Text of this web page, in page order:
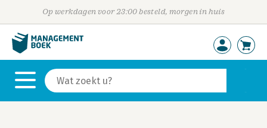
Op werkdagen voor 23:00 besteld, morgen in huis